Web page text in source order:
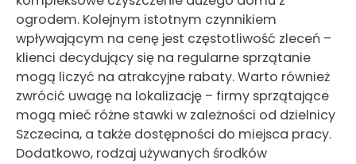
ogrodem. Kolejnym istotnym czynnikiem
wpływającym na cenę jest częstotliwość zleceń –
klienci decydujący się na regularne sprzątanie
mogą liczyć na atrakcyjne rabaty. Warto również
zwrócić uwagę na lokalizację – firmy sprzątające
mogą mieć różne stawki w zależności od dzielnicy
Szczecina, a także dostępności do miejsca pracy.
Dodatkowo, rodzaj używanych środków